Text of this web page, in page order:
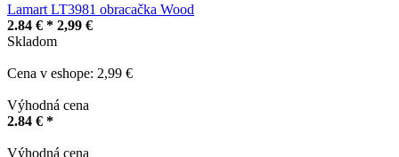
Lamart LT3981 obracačka Wood
2.84 € * 2,99 €
Skladom
Cena v eshope: 2,99 €
Výhodná cena
2.84 € *
Výhodná cena